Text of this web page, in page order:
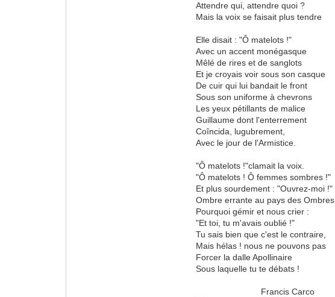
Attendre qui, attendre quoi ?
Mais la voix se faisait plus tendre
Elle disait : "Ô matelots !"
Avec un accent monégasque
Mêlé de rires et de sanglots
Et je croyais voir sous son casque
De cuir qui lui bandait le front
Sous son uniforme à chevrons
Les yeux pétillants de malice
Guillaume dont l'enterrement
Coîncida, lugubrement,
Avec le jour de l'Armistice.
"Ô matelots !"clamait la voix.
"Ô matelots ! Ô femmes sombres !"
Et plus sourdement : "Ouvrez-moi !"
Ombre errante au pays des Ombres,
Pourquoi gémir et nous crier :
"Et toi, tu m'avais oublié !"
Tu sais bien que c'est le contraire,
Mais hélas ! nous ne pouvons pas
Forcer la dalle Apollinaire
Sous laquelle tu te débats !
Francis Carco